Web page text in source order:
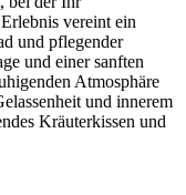
vereint ein
und pflegender
und einer sanften
Atmosphäre
und innerem
Kräuterkissen und